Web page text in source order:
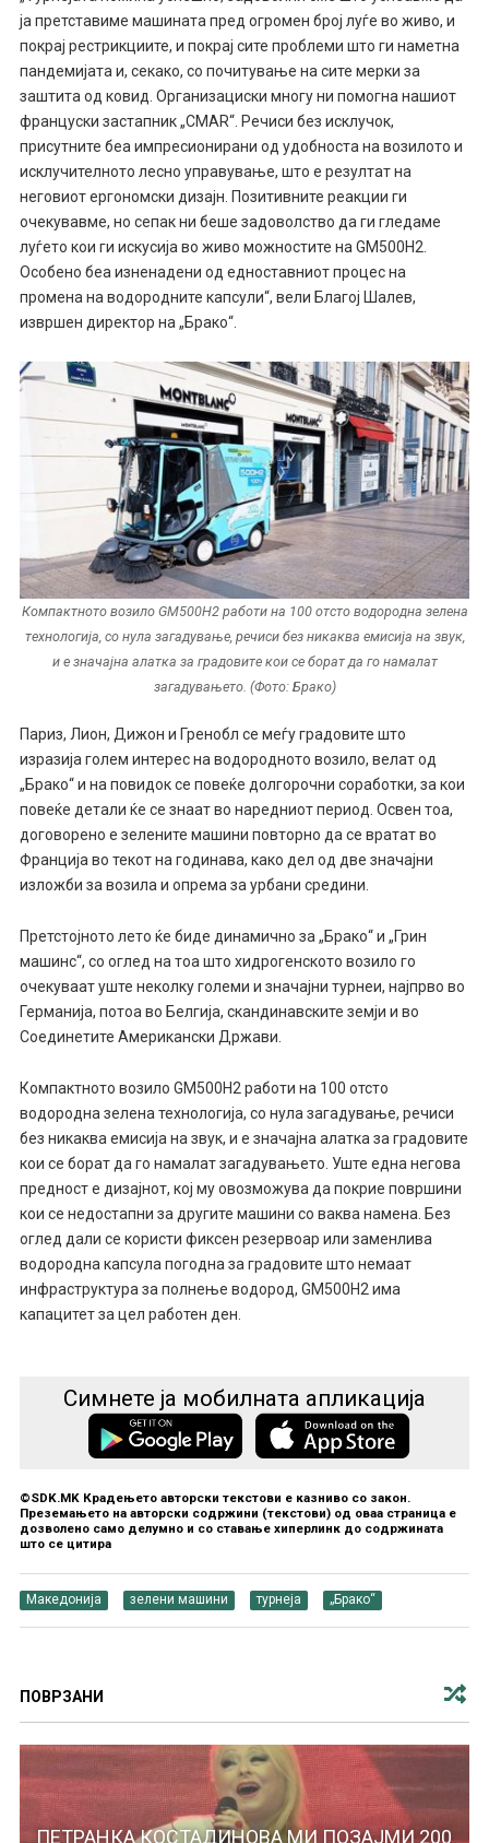
ја претставиме машината пред огромен број луѓе во живо, и
покрај рестрикциите, и покрај сите проблеми што ги наметна
пандемијата и, секако, со почитување на сите мерки за
заштита од ковид. Организациски многу ни помогна нашиот
француски застапник „CMAR“. Речиси без исклучок,
присутните беа импресионирани од удобноста на возилото и
исклучителното лесно управување, што е резултат на
неговиот ергономски дизајн. Позитивните реакции ги
очекувавме, но сепак ни беше задоволство да ги гледаме
луѓето кои ги искусија во живо можностите на GM500H2.
Особено беа изненадени од едноставниот процес на
промена на водородните капсули“, вели Благој Шалев,
извршен директор на „Брако“.
Компактното возило GM500H2 работи на 100 отсто водородна зелена
технологија, со нула загадување, речиси без никаква емисија на звук,
и е значајна алатка за градовите кои се борат да го намалат
загадувањето. (Фото: Брако)
Париз, Лион, Дижон и Гренобл се меѓу градовите што
изразија голем интерес на водородното возило, велат од
„Брако“ и на повидок се повеќе долгорочни соработки, за кои
повеќе детали ќе се знаат во наредниот период. Освен тоа,
договорено е зелените машини повторно да се вратат во
Франција во текот на годинава, како дел од две значајни
изложби за возила и опрема за урбани средини.
Претстојното лето ќе биде динамично за „Брако“ и „Грин
машинс“, со оглед на тоа што хидрогенското возило го
очекуваат уште неколку големи и значајни турнеи, најпрво во
Германија, потоа во Белгија, скандинавските земји и во
Соединетите Американски Држави.
Компактното возило GM500H2 работи на 100 отсто
водородна зелена технологија, со нула загадување, речиси
без никаква емисија на звук, и е значајна алатка за градовите
кои се борат да го намалат загадувањето. Уште една негова
предност е дизајнот, кој му овозможува да покрие површини
кои се недостапни за другите машини со ваква намена. Без
оглед дали се користи фиксен резервоар или заменлива
водородна капсула погодна за градовите што немаат
инфраструктура за полнење водород, GM500H2 има
капацитет за цел работен ден.
Симнете ја мобилната апликација
©SDK.MK Крадењето авторски текстови е казниво со закон.
Преземањето на авторски содржини (текстови) од оваа страница е
дозволено само делумно и со ставање хиперлинк до содржината
што се цитира
Македонија зелени машини турнеја „Брако“
ПОВРЗАНИ
ПЕТРАНКА КОСТАДИНОВА МИ ПОЗАЈМИ 200